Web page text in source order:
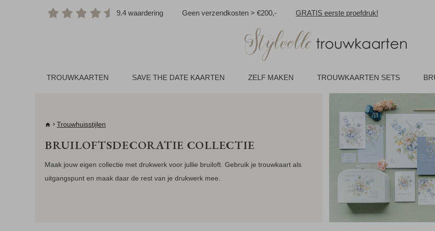
9.4 waardering Geen verzendkosten > €200,- GRATIS eerste proefdruk!
TROUWKAARTEN SAVE THE DATE KAARTEN ZELF MAKEN TROUWKAARTEN SETS
Trouwhuisstijlen
BRUILOFTSDECORATIE COLLECTIE
Maak jouw eigen collectie met drukwerk voor jullie bruiloft. Gebruik je trouwkaart als
uitgangspunt en maak daar de rest van je drukwerk mee.